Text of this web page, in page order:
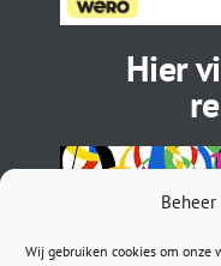
Wij gebruiken cookies om onze
Hier